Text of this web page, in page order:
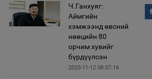
Ч.Ганхуяг:
Аймгийн
хэмжээнд өвсний
нөөцийн 80
орчим хувийг
бүрдүүлсэн
2025-11-12 08:57:16